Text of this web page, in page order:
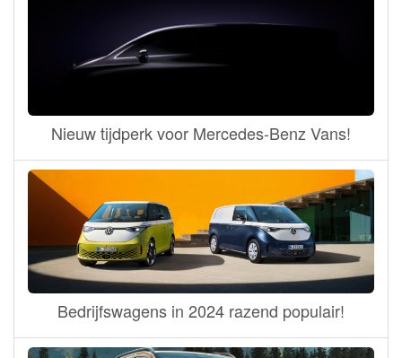
Nieuw tijdperk voor Mercedes-Benz Vans!
Bedrijfswagens in 2024 razend populair!